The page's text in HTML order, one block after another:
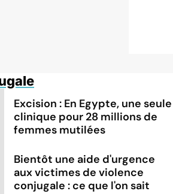
Excision : En Egypte, une seule
clinique pour 28 millions de
femmes mutilées
Bientôt une aide d'urgence
aux victimes de violence
conjugale : ce que l'on sait